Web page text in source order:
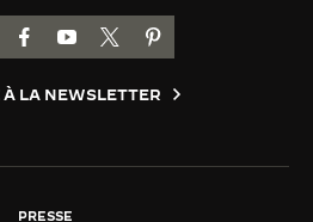
À LA PAGE INSTAGRAM DE
À LA PAGE LINKEDIN DE
ALLER SUR LA PAGE JAEGER-
ACCÉDER À LA PAGE
ALLER SUR LA PAGE
ALLER SUR LA
À LA NEWSLETTER
PRESSE